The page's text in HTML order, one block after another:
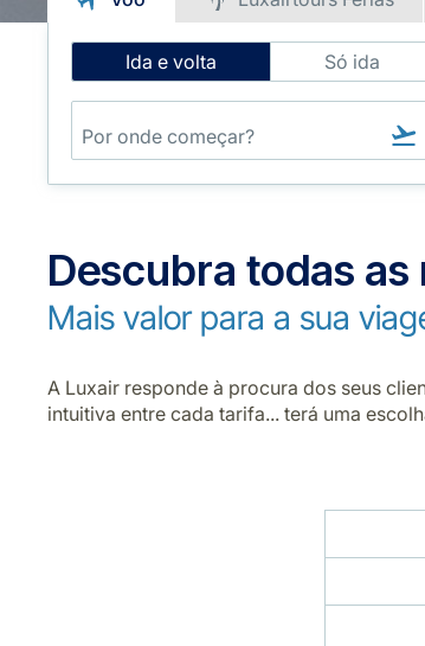
Intelligent
Flight
Search
Ida e volta Só ida
Descubra todas
Mais valor para a sua
A Luxair responde à procura dos seus
intuitiva entre cada tarifa... terá uma